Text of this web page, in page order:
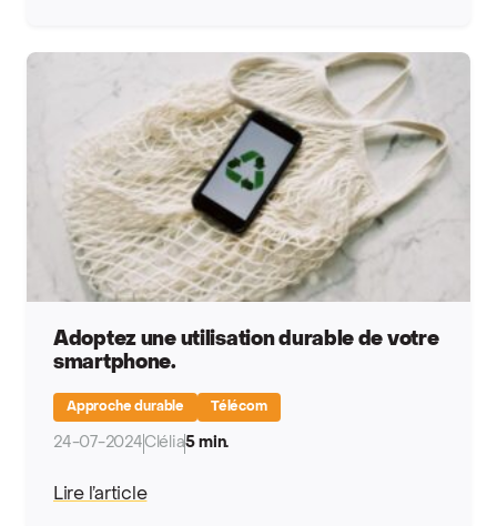
Adoptez une utilisation durable de votre
smartphone.
Approche durable Télécom
24-07-2024Clélia5 min.
Lire l’article